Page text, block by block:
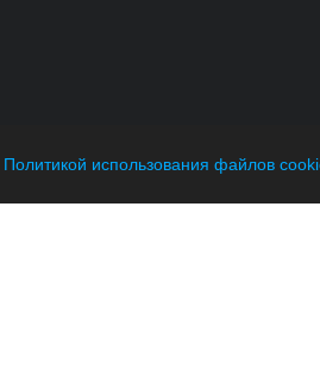
Политикой использования файлов